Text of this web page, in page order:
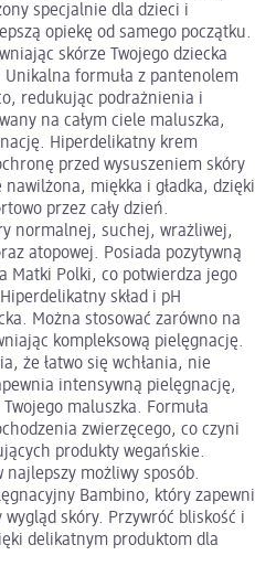
specjalnie dla dzieci i
opiekę od samego początku.
skórze Twojego dziecka
formuła z pantenolem
redukując podrażnienia i
na całym ciele maluszka,
Hiperdelikatny krem
przed wysuszeniem skóry
nawilżona, miękka i gładka, dzięki
przez cały dzień.
normalnej, suchej, wrażliwej,
atopowej. Posiada pozytywną
Matki Polki, co potwierdza jego
skład i pH
Można stosować zarówno na
kompleksową pielęgnację.
że łatwo się wchłania, nie
intensywną pielęgnację,
maluszka. Formuła
zwierzęcego, co czyni
produkty wegańskie.
najlepszy możliwy sposób.
Bambino, który zapewni
skóry. Przywróć bliskość i
delikatnym produktom dla